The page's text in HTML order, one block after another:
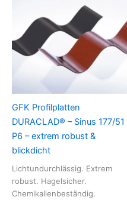
GFK Profilplatten
DURACLAD® – Sinus 177/51
P6 – extrem robust &
blickdicht
Lichtundurchlässig. Extrem
robust. Hagelsicher.
Chemikalienbeständig.